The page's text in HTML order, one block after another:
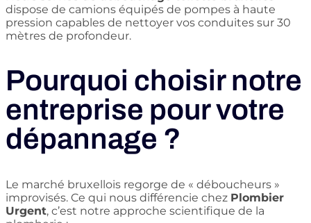
dispose de camions équipés de pompes à haute
pression capables de nettoyer vos conduites sur 30
mètres de profondeur.
Pourquoi choisir notre
entreprise pour votre
dépannage ?
Le marché bruxellois regorge de « déboucheurs »
improvisés. Ce qui nous différencie chez Plombier
Urgent, c’est notre approche scientifique de la